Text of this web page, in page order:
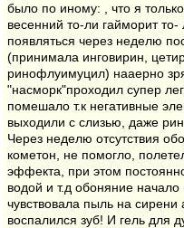
было по иному: , что я
весенний то-ли гайморит
появляться через неделю
(принимала инговирин,
ринофлуимуцил) нааерно
"насморк"проходил супер
помешало т.к негативные
выходили с слизью, даже
Через неделю отсутствия
кометон, не помогло,
эффекта, при этом
водой и т.д обоняние
чувствовала пыль на сирени
воспалился зуб! И гель для